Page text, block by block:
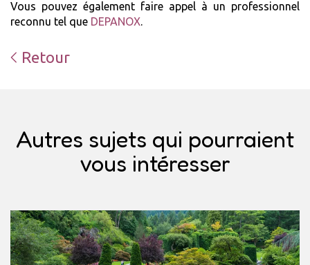
Vous pouvez également faire appel à un professionnel
reconnu tel que DEPANOX.
Retour
Autres sujets qui pourraient
vous intéresser